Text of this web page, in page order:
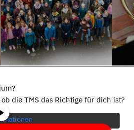
Sie auf die Schaltfläche unten.
an Drittanbieter weitergegeben
die TMS das Richtige für dich ist?